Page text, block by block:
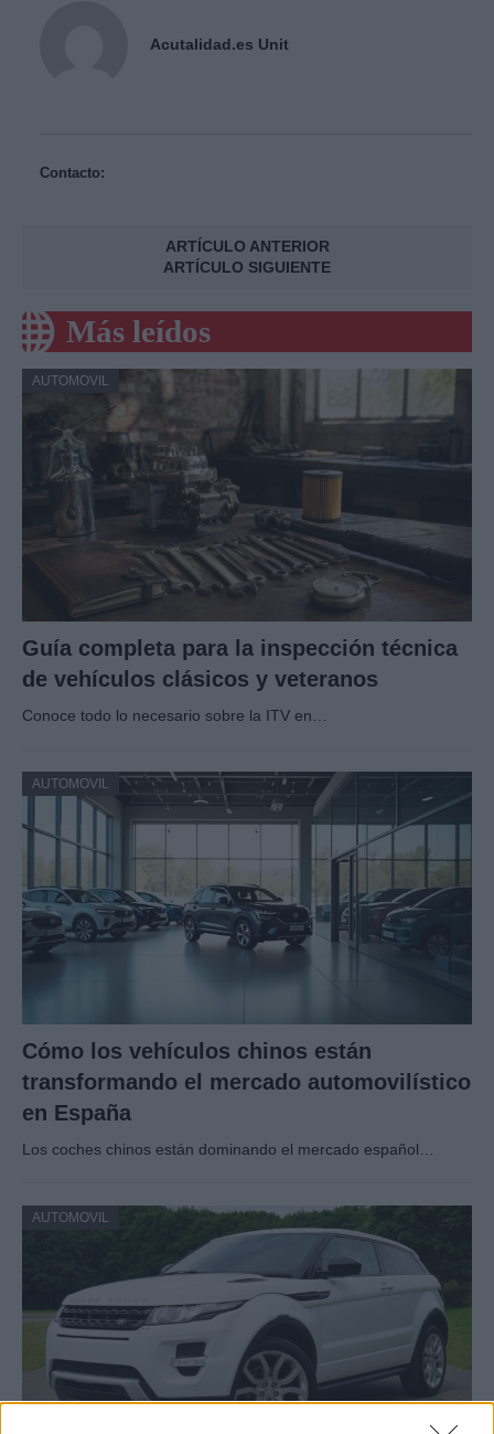
Acutalidad.es Unit
Contacto:
ARTÍCULO ANTERIOR
ARTÍCULO SIGUIENTE
Más leídos
AUTOMOVIL
Guía completa para la inspección técnica
de vehículos clásicos y veteranos
Conoce todo lo necesario sobre la ITV en…
AUTOMOVIL
Cómo los vehículos chinos están
transformando el mercado automovilístico
en España
Los coches chinos están dominando el mercado español…
AUTOMOVIL